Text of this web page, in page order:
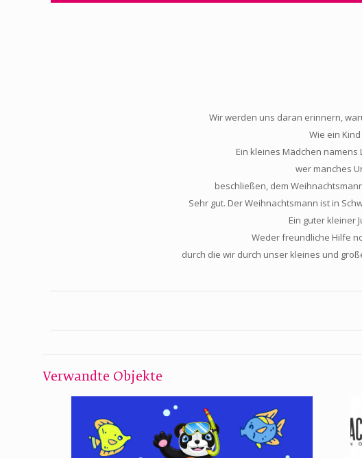
Wir werden uns daran erinnern,
Wie ein
Ein kleines Mädchen namens
wer manches
beschließen, dem
Sehr gut. Der Weihnachtsmann ist in
Ein guter kleiner
Weder freundliche Hilfe
durch die wir durch unser kleines und
Verwandte Objekte